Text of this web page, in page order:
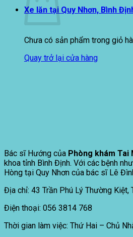
Chưa có sản phẩm trong giỏ
Quay trở lại cửa hàng
Xe lăn tại Quy Nhơn, Bình
Bác sĩ Hướng của Phòng khám Tai
khoa tỉnh Bình Định. Với các bệnh
Hòng tại Quy Nhơn của bác sĩ Lê
Địa chỉ: 43 Trần Phú Lý Thường Kiệt,
Điện thoại: 056 3814 768
Thời gian làm việc: Thứ Hai – Chủ